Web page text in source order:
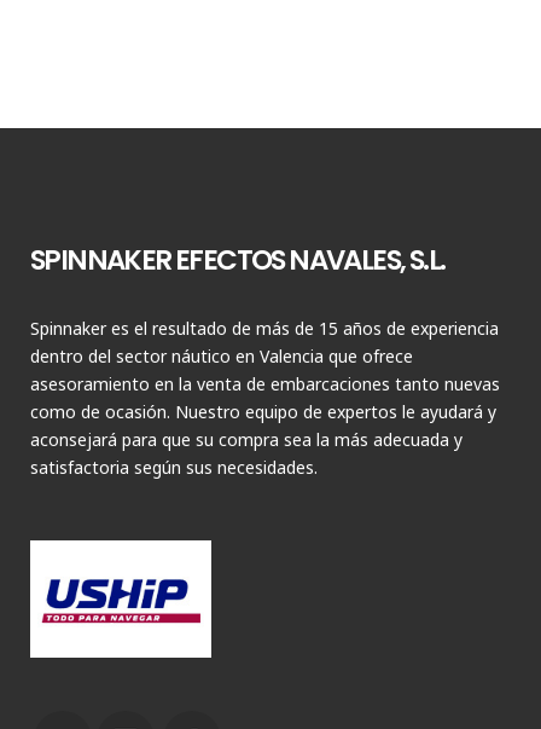
SPINNAKER EFECTOS NAVALES, S.L.
Spinnaker es el resultado de más de 15 años de experiencia
dentro del sector náutico en Valencia que ofrece
asesoramiento en la venta de embarcaciones tanto nuevas
como de ocasión. Nuestro equipo de expertos le ayudará y
aconsejará para que su compra sea la más adecuada y
satisfactoria según sus necesidades.